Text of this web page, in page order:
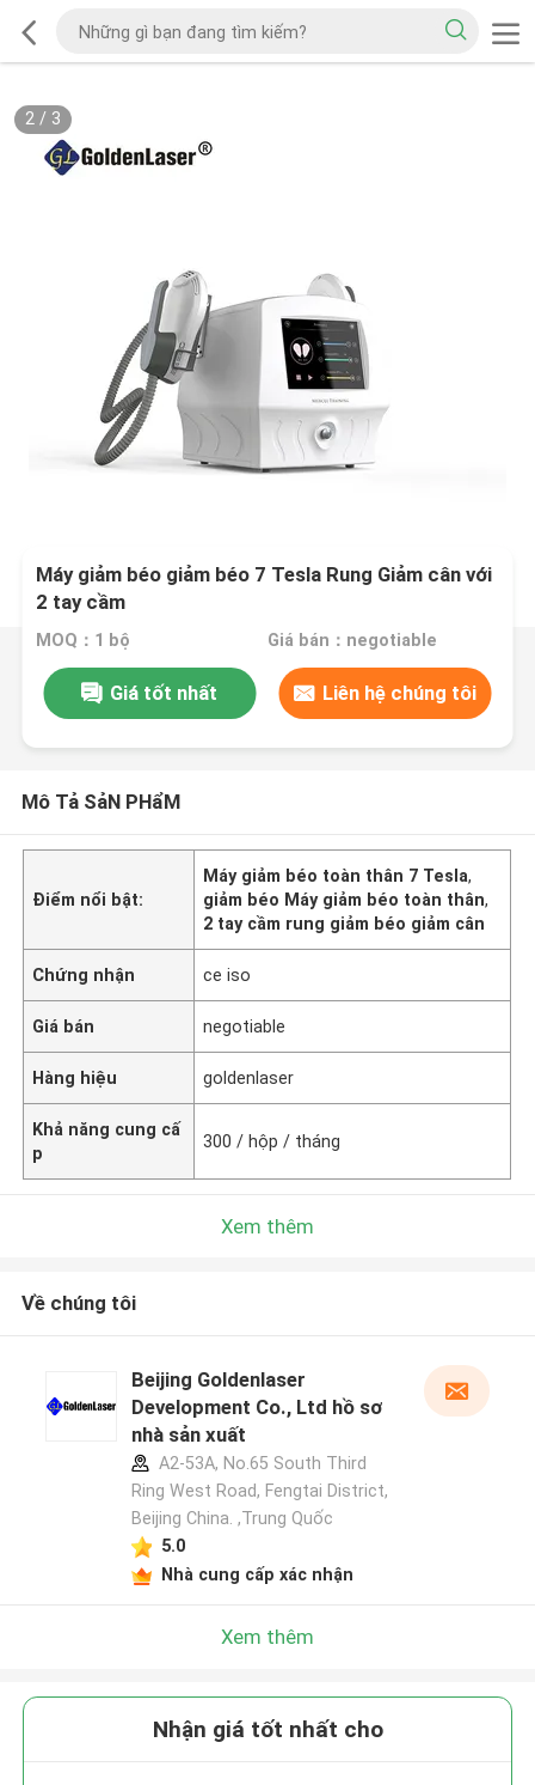
2/ 3
Máy giảm béo giảm béo 7 Tesla Rung Giảm cân với
2 tay cầm
MOQ：1 bộ Giá bán：negotiable
Giá tốt nhất Liên hệ chúng tôi
Mô Tả SảN PHẩM
Điểm nổi bật:
Máy giảm béo toàn thân 7 Tesla,
giảm béo Máy giảm béo toàn thân,
2 tay cầm rung giảm béo giảm cân
Chứng nhận ce iso
Giá bán negotiable
Hàng hiệu goldenlaser
Khả năng cung cấ
p
300 / hộp / tháng
Xem thêm
Về chúng tôi
Beijing Goldenlaser
Development Co., Ltd hồ sơ
nhà sản xuất
A2-53A, No.65 South Third
Ring West Road, Fengtai District,
Beijing China. ,Trung Quốc
5.0
Nhà cung cấp xác nhận
Xem thêm
Nhận giá tốt nhất cho